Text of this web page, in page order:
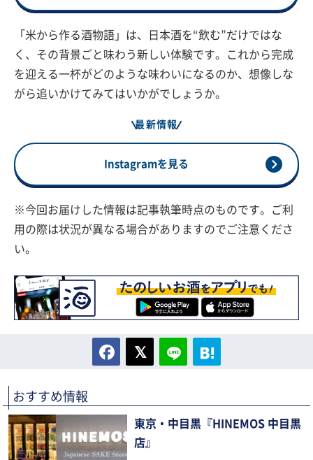
「米から作る酒物語」は、日本酒を“飲む”だけではな
く、その背景ごと味わう新しい体験です。これから完成
を迎える一杯がどのような味わいになるのか、想像しな
がら追いかけてみてはいかがでしょうか。
最新情報
Instagramを見る
※今回お届けした情報は記事執筆時点のものです。ご利
用の際は状況が異なる場合がありますのでご注意くださ
い。
おすすめ情報
東京・中目黒『HINEMOS 中目黒
店』